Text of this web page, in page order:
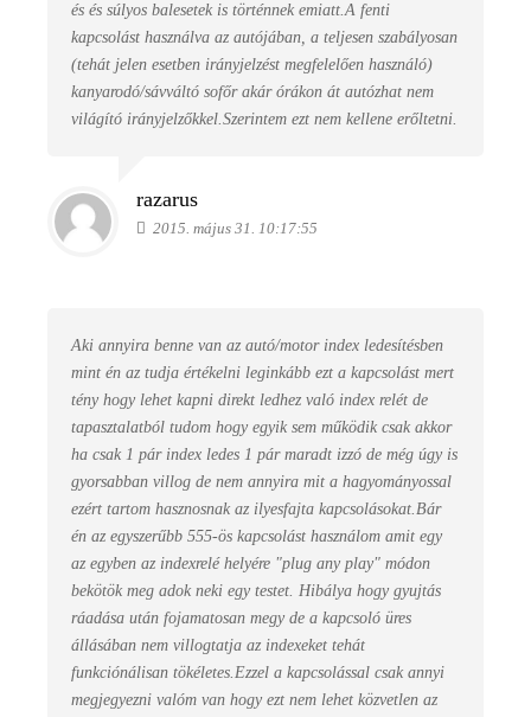
és és súlyos balesetek is történnek emiatt.A fenti
kapcsolást használva az autójában, a teljesen szabályosan
(tehát jelen esetben irányjelzést megfelelően használó)
kanyarodó/sávváltó sofőr akár órákon át autózhat nem
világító irányjelzőkkel.Szerintem ezt nem kellene erőltetni.
razarus
2015. május 31. 10:17:55
Aki annyira benne van az autó/motor index ledesítésben
mint én az tudja értékelni leginkább ezt a kapcsolást mert
tény hogy lehet kapni direkt ledhez való index relét de
tapasztalatból tudom hogy egyik sem működik csak akkor
ha csak 1 pár index ledes 1 pár maradt izzó de még úgy is
gyorsabban villog de nem annyira mit a hagyományossal
ezért tartom hasznosnak az ilyesfajta kapcsolásokat.Bár
én az egyszerűbb 555-ös kapcsolást használom amit egy
az egyben az indexrelé helyére "plug any play" módon
bekötök meg adok neki egy testet. Hibálya hogy gyujtás
ráadása után fojamatosan megy de a kapcsoló üres
állásában nem villogtatja az indexeket tehát
funkciónálisan tökéletes.Ezzel a kapcsolással csak annyi
megjegyezni valóm van hogy ezt nem lehet közvetlen az